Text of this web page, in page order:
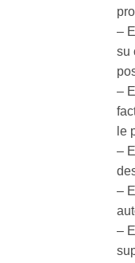
–
su
–
le
–
–
–